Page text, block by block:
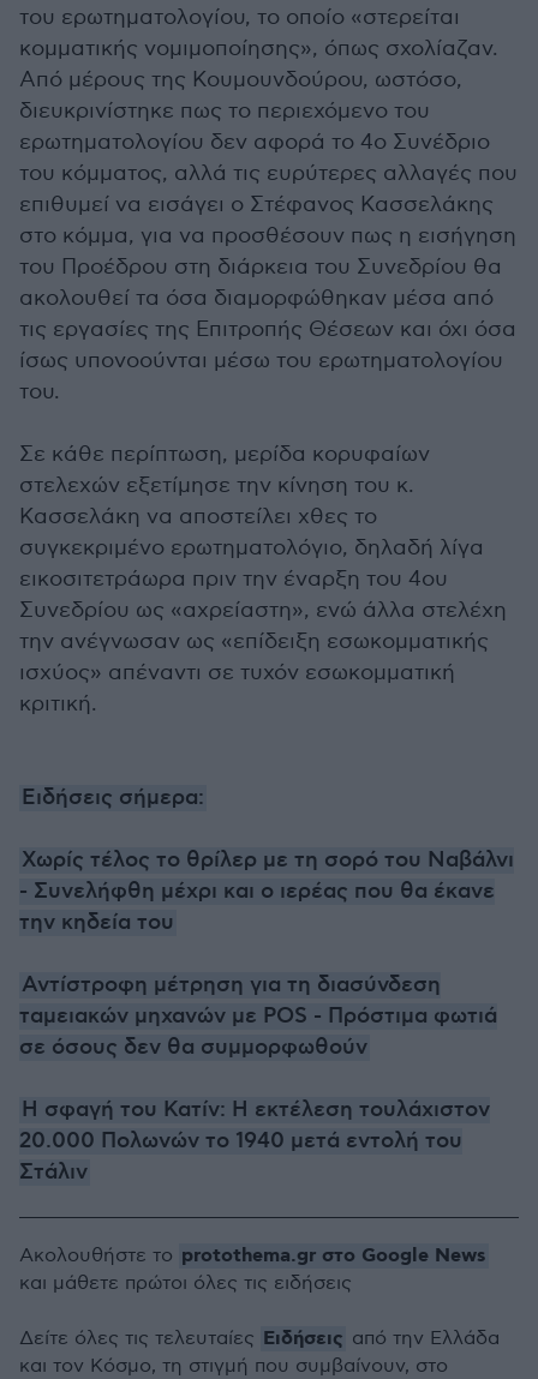
του ερωτηματολογίου, το οποίο «στερείται
κομματικής νομιμοποίησης», όπως σχολίαζαν.
Από μέρους της Κουμουνδούρου, ωστόσο,
διευκρινίστηκε πως το περιεχόμενο του
ερωτηματολογίου δεν αφορά το 4ο Συνέδριο
του κόμματος, αλλά τις ευρύτερες αλλαγές που
επιθυμεί να εισάγει ο Στέφανος Κασσελάκης
στο κόμμα, για να προσθέσουν πως η εισήγηση
του Προέδρου στη διάρκεια του Συνεδρίου θα
ακολουθεί τα όσα διαμορφώθηκαν μέσα από
τις εργασίες της Επιτροπής Θέσεων και όχι όσα
ίσως υπονοούνται μέσω του ερωτηματολογίου
του.
Σε κάθε περίπτωση, μερίδα κορυφαίων
στελεχών εξετίμησε την κίνηση του κ.
Κασσελάκη να αποστείλει χθες το
συγκεκριμένο ερωτηματολόγιο, δηλαδή λίγα
εικοσιτετράωρα πριν την έναρξη του 4ου
Συνεδρίου ως «αχρείαστη», ενώ άλλα στελέχη
την ανέγνωσαν ως «επίδειξη εσωκομματικής
ισχύος» απέναντι σε τυχόν εσωκομματική
κριτική.
Ειδήσεις σήμερα:
Χωρίς τέλος το θρίλερ με τη σορό του Ναβάλνι
- Συνελήφθη μέχρι και ο ιερέας που θα έκανε
την κηδεία του
Αντίστροφη μέτρηση για τη διασύνδεση
ταμειακών μηχανών με POS - Πρόστιμα φωτιά
σε όσους δεν θα συμμορφωθούν
Η σφαγή του Κατίν: Η εκτέλεση τουλάχιστον
20.000 Πολωνών το 1940 μετά εντολή του
Στάλιν
Ακολουθήστε το protothema.gr στο Google News
και μάθετε πρώτοι όλες τις ειδήσεις
Δείτε όλες τις τελευταίες Ειδήσεις από την Ελλάδα
και τον Κόσμο, τη στιγμή που συμβαίνουν, στο